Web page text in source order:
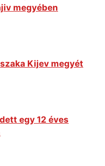
megyében
Kijev megyét
egy 12 éves